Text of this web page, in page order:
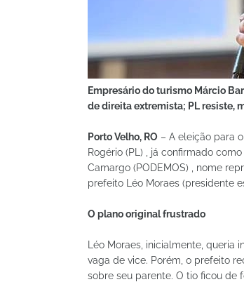
Empresário do turismo Márcio
de direita extremista; PL resiste,
Porto Velho, RO – A eleição para
Rogério (PL) , já confirmado
Camargo (PODEMOS) , nome
prefeito Léo Moraes (presidente
O plano original frustrado
Léo Moraes, inicialmente,
vaga de vice. Porém, o prefeito
sobre seu parente. O tio ficou de